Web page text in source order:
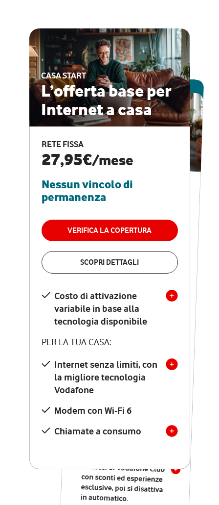
CASA START
L’offerta base per
Internet a casa
RETE FISSA
27,95€/mese
Nessun vincolo di
permanenza
VERIFICA LA COPERTURA
SCOPRI DETTAGLI
Costo di attivazione
variabile in base alla
tecnologia disponibile
PER LA TUA CASA:
Internet senza limiti, con
la migliore tecnologia
Vodafone
Modem con Wi-Fi 6
Chiamate a consumo
ESCLUSIVA ONLINE
CASA PRO
Internet veloce e
vantaggi speciali
RETE FISSA + VODAFONE CLUB
29,95€
permanenza
VERIFICA LA COPERTURA
Costo di attivazione
variabile in base alla
tecnologia disponibile
PER LA TUA CASA:
Internet senza limiti, con
la migliore tecnologia
Vodafone
Modem Seven con Wi-Fi 7
Chiamate illimitate verso
numeri fissi e mobili
nazionali
12 mesi di Vodafone Club
con sconti ed esperienze
esclusive, poi si disattiva
in automatico.